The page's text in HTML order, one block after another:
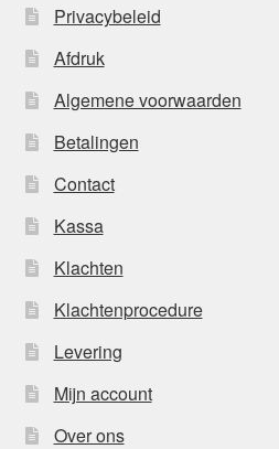
Privacybeleid
Afdruk
Algemene voorwaarden
Betalingen
Contact
Kassa
Klachten
Klachtenprocedure
Levering
Mijn account
Over ons